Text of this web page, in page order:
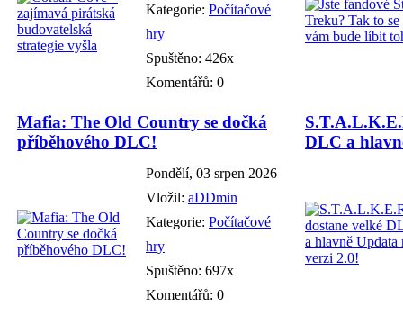
Kategorie: Počítačové
hry
Spuštěno: 426x
Komentářů: 0
Mafia: The Old Country se dočká
příběhového DLC!
Pondělí, 03 srpen 2026
Vložil: aDDmin
Kategorie: Počítačové
hry
Spuštěno: 697x
Komentářů: 0
DLC a